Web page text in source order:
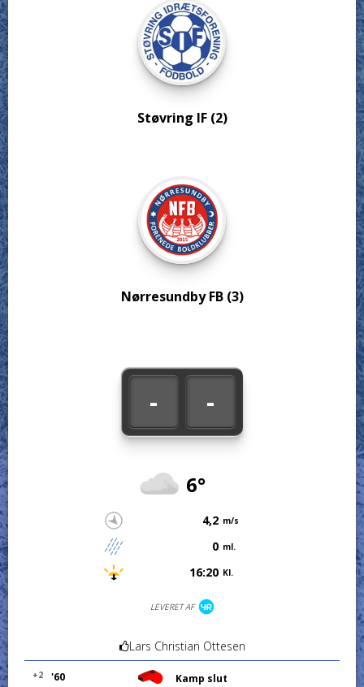
Støvring IF (2)
- -
6°
4,2 m/s
0 ml.
16:20 Kl.
LEVERET AF
Nørresundby FB (3)
Lars Christian Ottesen
'60
+2 Kamp slut